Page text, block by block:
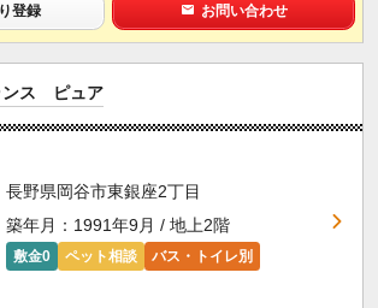
登録 お問い合わせ
ンス ピュア
長野県岡谷市東銀座2丁目
築年月：1991年9月 / 地上2階
敷金0 ペット相談 バス・トイレ別